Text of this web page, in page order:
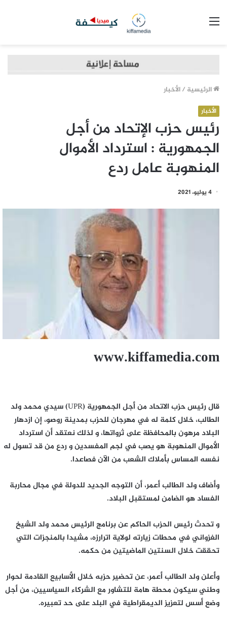
الرئيسية /الأخبار
الأخبار
رئيس حزب الإتحاد من أجل
الجمهورية : استرداد الأموال
المنهوبة عامل ردع
4 يوليو، 2021
www.kiffamedia.com
قال رئيس حزب الاتحاد من أجل الجمهورية (UPR) سيدي محمد ولد
الطالب، خلال كلمة له في مهرجان للحزب بمدينة روصو، إن ازدهار
البلاد مرهون بالمحافظة على ثرواتها، و لذلك نعتقد أن استرداد
الأموال المنهوبة هو يصب في لجم المفسدين و ردع من قد تسول له
نفسه المساس بأملاك الشعب من الآن فصاعدا.
وأضاف ولد الطالب أعمر، أن التوجه الجديد للدولة في مجال محاربة
الفساد هو الضامن لمستقبل البلاد.
و تحدث رئيس الحزب الحاكم عن برنامج الرئيس محمد ولد الشيخ
الغزواني في محطات زيارته لولاية اترارزه، مشيدا بالمنجزات التي
تحققت خلال السنتين الماضيتين من حكمه.
وأعلن ولد الطالب أعمر، عن تحضير حزبه خلال الأسابيع القادمة لحوار
وطني سيكون محطة هامة للتشاور مع الشركاء السياسيين، من أجل
وضع أسس لتعزيز الديمقراطية في البلد على حد تعبيره.